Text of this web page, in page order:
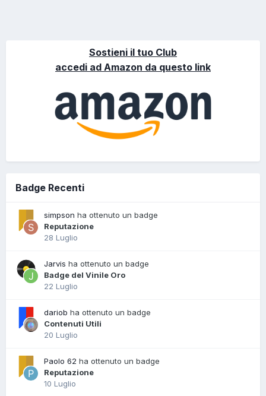
Sostieni il tuo Club
accedi ad Amazon da questo link
Badge Recenti
simpson ha ottenuto un badge
Reputazione
28 Luglio
Jarvis ha ottenuto un badge
Badge del Vinile Oro
22 Luglio
dariob ha ottenuto un badge
Contenuti Utili
20 Luglio
Paolo 62 ha ottenuto un badge
Reputazione
10 Luglio